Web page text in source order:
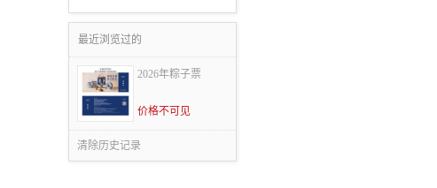
最近浏览过的
2026年粽子票
价格不可见
清除历史记录